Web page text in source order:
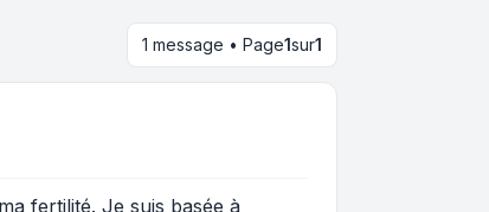
1 message • Page1sur1
fertilité. Je suis basée à